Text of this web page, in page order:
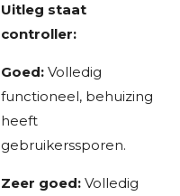
Uitleg staat
controller:
Goed: Volledig
functioneel, behuizing
heeft
gebruikerssporen.
Zeer goed: Volledig